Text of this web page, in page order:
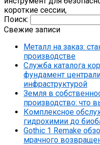
короткие сессии,
Поиск:
Свежие записи
Металл на заказ:
производстве
Служба каталога
фундамент
инфраструктурой
Земля в
производство: что
Комплексное
гидрохимии до
Gothic 1 Remake
мрачного